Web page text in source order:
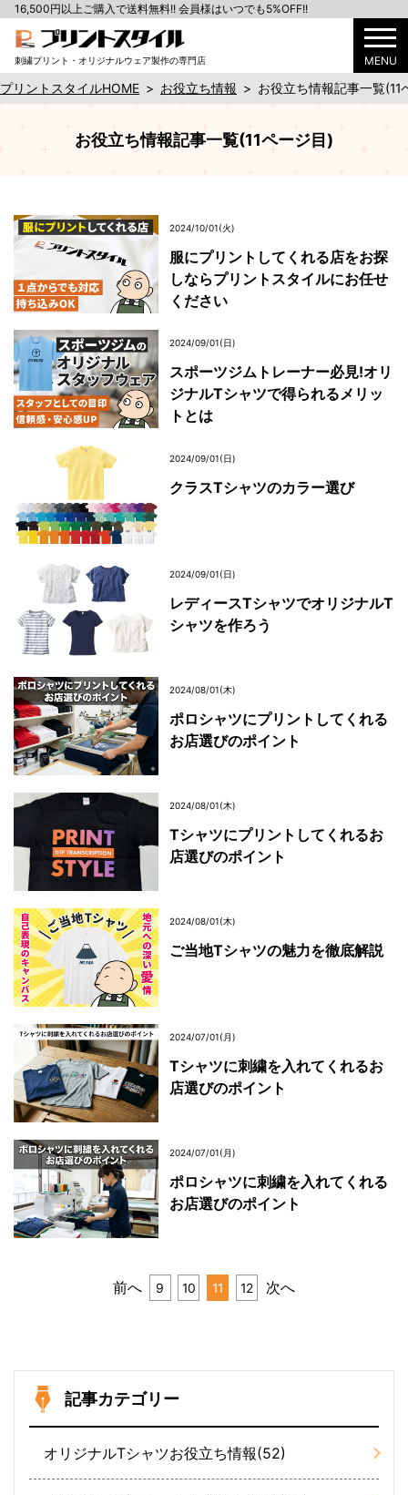
刺繍プリント・オリジナルウェア製作の専門店 MENU
16,500円以上ご購入で送料無料!! 会員様はいつでも5%OFF!!
プリントスタイルHOME > お役立ち情報 > お役立ち情報記事一覧(11
お役立ち情報記事一覧(11ページ目)
2024/10/01(火)
服にプリントしてくれる店をお探
しならプリントスタイルにお任せ
ください
2024/09/01(日)
スポーツジムトレーナー必見!オリ
ジナルTシャツで得られるメリッ
トとは
2024/09/01(日)
クラスTシャツのカラー選び
2024/09/01(日)
レディースTシャツでオリジナルT
シャツを作ろう
2024/08/01(木)
ポロシャツにプリントしてくれる
お店選びのポイント
2024/08/01(木)
Tシャツにプリントしてくれるお
店選びのポイント
2024/08/01(木)
ご当地Tシャツの魅力を徹底解説
2024/07/01(月)
Tシャツに刺繍を入れてくれるお
店選びのポイント
2024/07/01(月)
ポロシャツに刺繍を入れてくれる
お店選びのポイント
前へ 9 10 11 12 次へ
記事カテゴリー
オリジナルTシャツお役立ち情報(52)